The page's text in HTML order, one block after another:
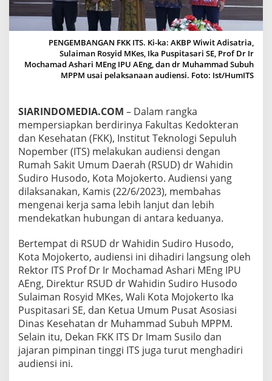
J
O
K
E
R
T
O
T
S
I
A
P
K
A
N
A
U
L
T
S
K
E
D
O
K
T
PENGEMBANGAN FKK ITS. Ki-ka: AKBP Wiwit Adisatria,
Sulaiman Rosyid MKes, Ika Puspitasari SE, Prof Dr Ir
Mochamad Ashari MEng IPU AEng, dan dr Muhammad Subuh
MPPM usai pelaksanaan audiensi. Foto: Ist/HumITS
SIARINDOMEDIA.COM – Dalam rangka
mempersiapkan berdirinya Fakultas Kedokteran
dan Kesehatan (FKK), Institut Teknologi Sepuluh
Nopember (ITS) melakukan audiensi dengan
Rumah Sakit Umum Daerah (RSUD) dr Wahidin
Sudiro Husodo, Kota Mojokerto. Audiensi yang
dilaksanakan, Kamis (22/6/2023), membahas
mengenai kerja sama lebih lanjut dan lebih
mendekatkan hubungan di antara keduanya.
Bertempat di RSUD dr Wahidin Sudiro Husodo,
Kota Mojokerto, audiensi ini dihadiri langsung oleh
Rektor ITS Prof Dr Ir Mochamad Ashari MEng IPU
AEng, Direktur RSUD dr Wahidin Sudiro Husodo
Sulaiman Rosyid MKes, Wali Kota Mojokerto Ika
Puspitasari SE, dan Ketua Umum Pusat Asosiasi
Dinas Kesehatan dr Muhammad Subuh MPPM.
Selain itu, Dekan FKK ITS Dr Imam Susilo dan
jajaran pimpinan tinggi ITS juga turut menghadiri
audiensi ini.